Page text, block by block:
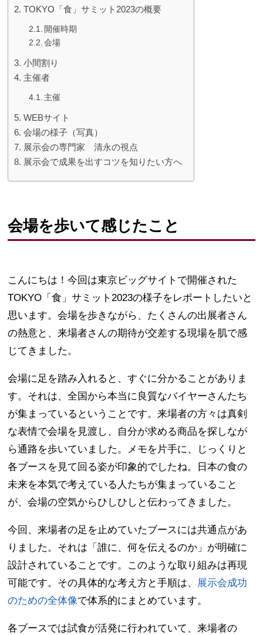
TOKYO「食」サミット2023の概要
開催時期
会場
小間割り
主催者
主催
WEBサイト
会場の様子（写真）
展示会の専門家 清永の視点
展示会で成果を出すコツを知りたい方へ
会場を歩いて感じたこと
こんにちは！今回は東京ビッグサイトで開催された
TOKYO「食」サミット2023の様子をレポートしたいと
思います。会場を歩きながら、たくさんの出展者さん
の熱意と、来場者さんの期待が交差する現場を肌で感
じてきました。
会場に足を踏み入れると、すぐに分かることがありま
す。それは、全国から本当に良質なバイヤーさんたち
が集まっているということです。来場者の方々は真剣
な表情で会場を見渡し、自分が求める商品を探しなが
ら通路を歩いていました。メモを片手に、じっくりと
各ブースを見て回る姿が印象的でしたね。日本の食の
未来を本気で考えている人たちが集まっていること
が、会場の空気からひしひしと伝わってきました。
今回、来場者の足を止めていたブースには共通点があ
りました。それは「誰に、何を伝えるのか」が明確に
設計されていることです。このような取り組みは再現
可能です。その具体的な考え方と手順は、 展示会成功
のための全体像で体系的にまとめています。
各ブースでは試食が活発に行われていて、来場者の